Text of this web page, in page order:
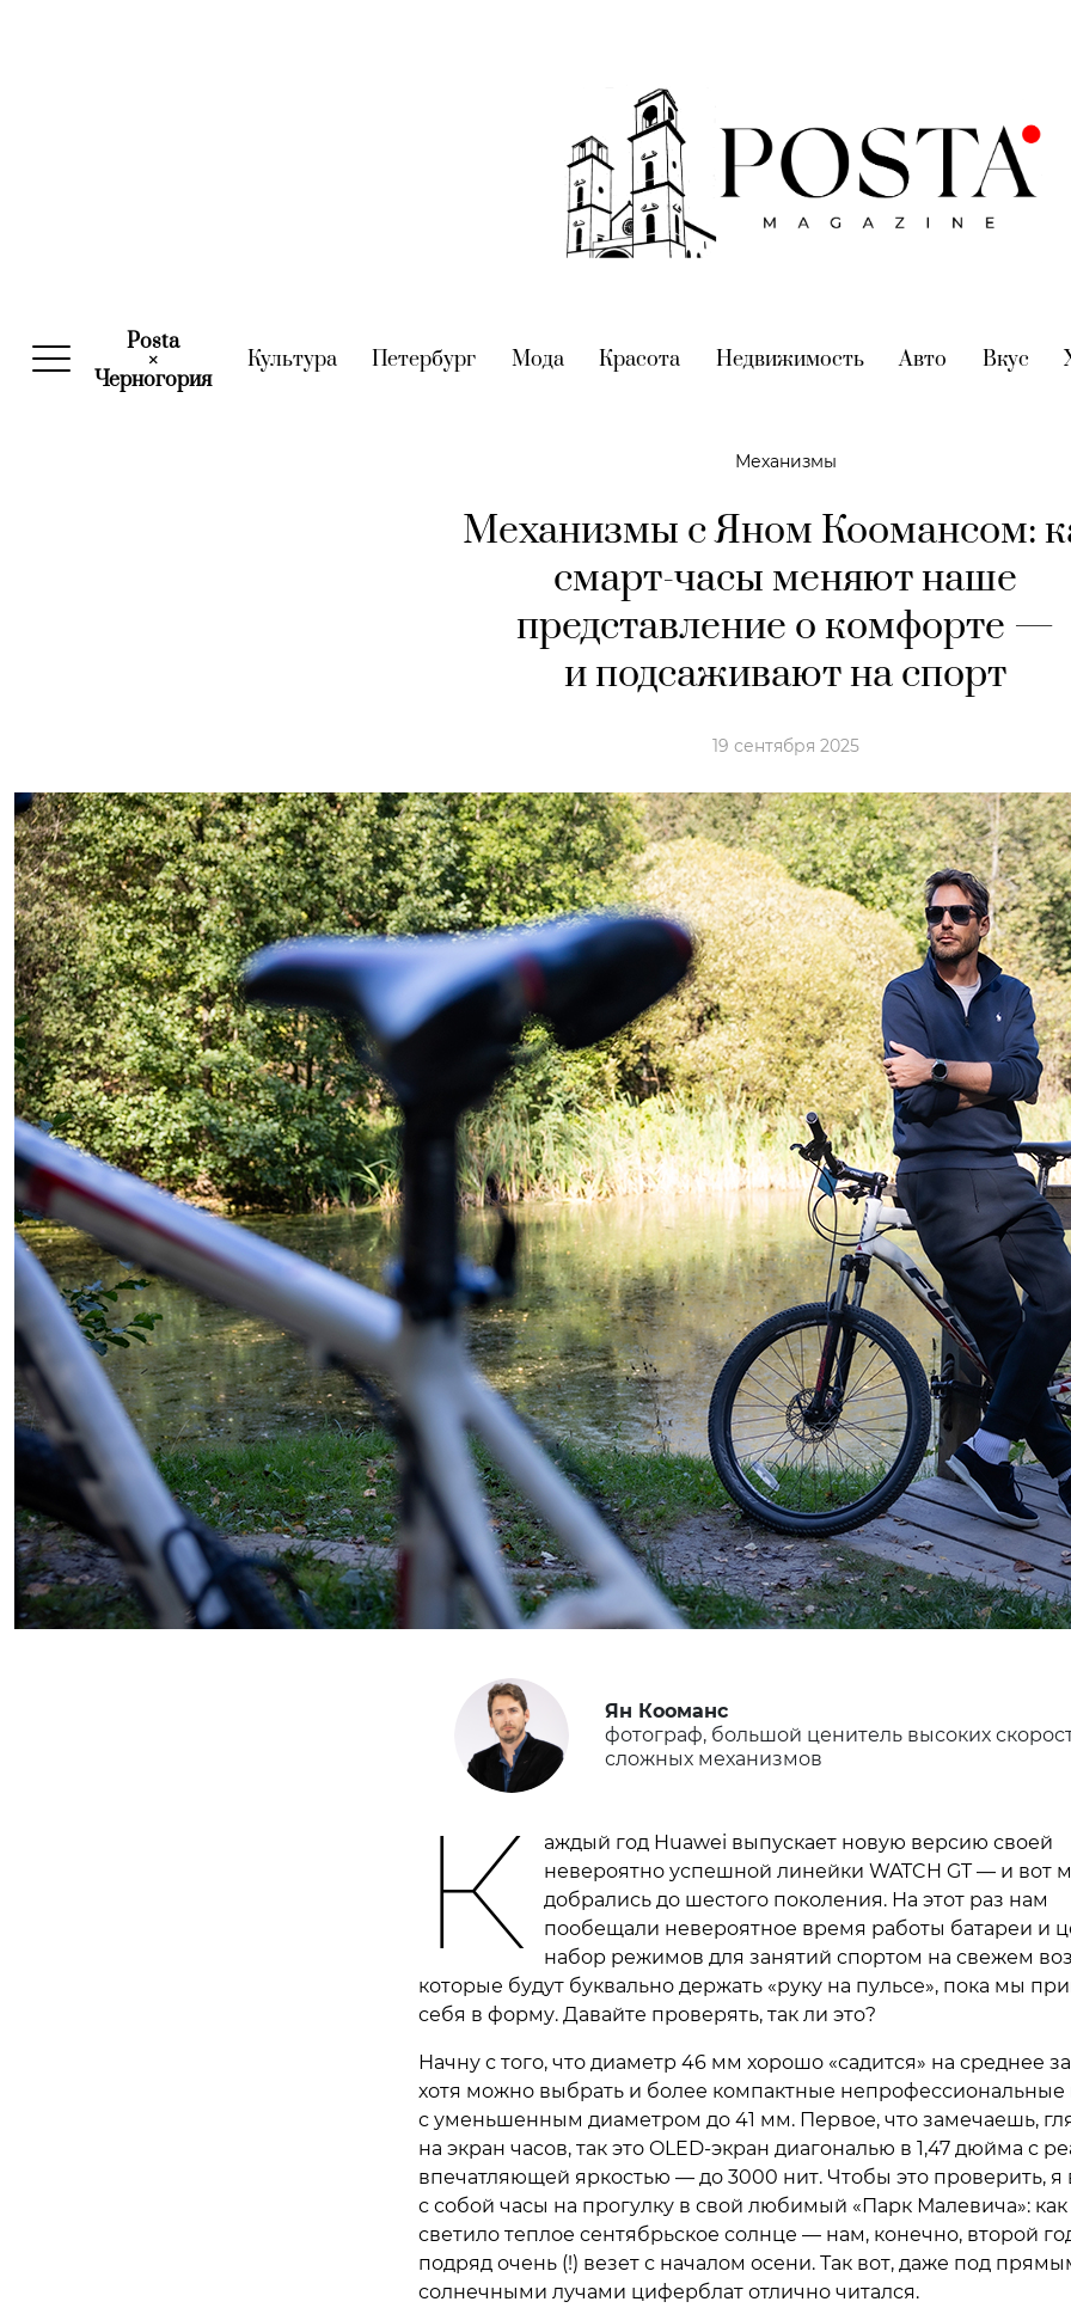
Posta
×
Черногория(current)
Культура(current)
Петербург (current)
Мода(current)
Красота (current)
Недвижимость(current)
Авто (current)
Вкус
Механизмы
Механизмы с Яном Коомансом:
смарт-часы меняют наше
представление о комфорте —
и подсаживают на спорт
19 сентября 2025
Ян Кооманс
фотограф, большой ценитель высоких
сложных механизмов
К
аждый год Huawei выпускает новую версию своей
невероятно успешной линейки WATCH GT — и вот
добрались до шестого поколения. На этот раз нам
пообещали невероятное время работы батареи и
набор режимов для занятий спортом на свежем
которые будут буквально держать «руку на пульсе», пока мы
себя в форму. Давайте проверять, так ли это?
Начну с того, что диаметр 46 мм хорошо «садится» на среднее
хотя можно выбрать и более компактные непрофессиональные
с уменьшенным диаметром до 41 мм. Первое, что замечаешь,
на экран часов, так это OLED-экран диагональю в 1,47 дюйма с
впечатляющей яркостью — до 3000 нит. Чтобы это проверить, я
с собой часы на прогулку в свой любимый «Парк Малевича»: как
светило теплое сентябрьское солнце — нам, конечно, второй
подряд очень (!) везет с началом осени. Так вот, даже под
солнечными лучами циферблат отлично читался.